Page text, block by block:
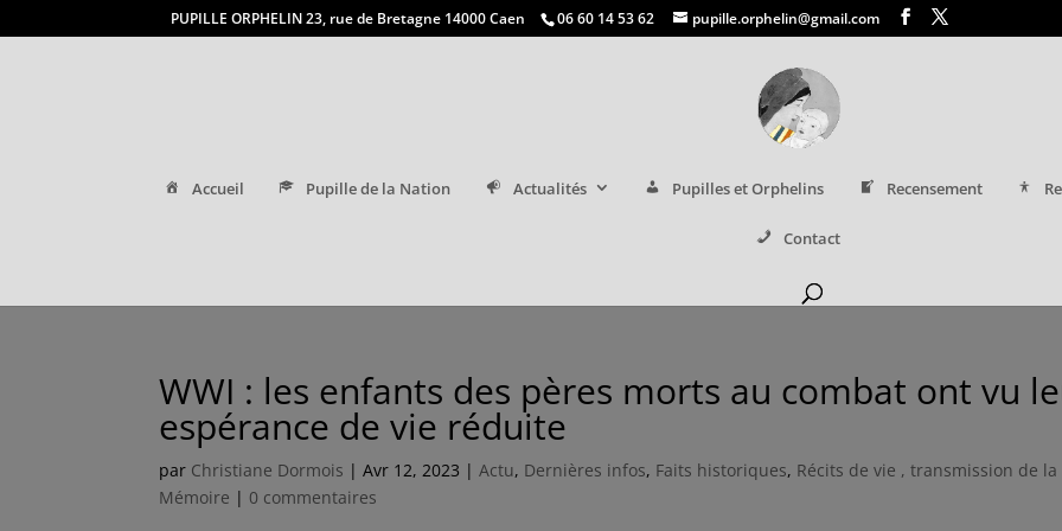
PUPILLE ORPHELIN 23, rue de Bretagne 14000 Caen 06 60 14 53 62 pupille.orphelin@gmail.com
Accueil Pupille de la Nation Actualités Pupilles et Orphelins Recensement
Contact
WWI : les enfants des pères morts au combat ont vu
espérance de vie réduite
par Christiane Dormois |Avr 12, 2023 |Actu, Dernières infos, Faits historiques, Récits de vie , transmission de la
Mémoire | 0 commentaires